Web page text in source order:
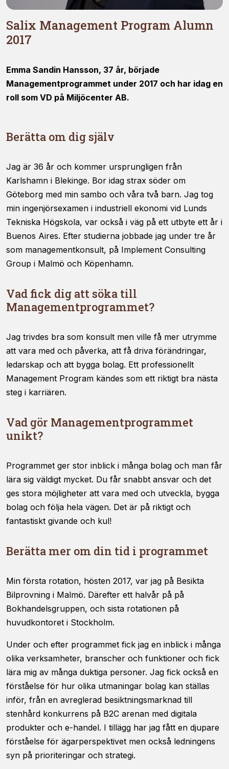
Salix Management Program Alumn
2017
Emma Sandin Hansson, 37 år, började
Managementprogrammet under 2017 och har idag en
roll som VD på Miljöcenter AB.
Berätta om dig själv
Jag är 36 år och kommer ursprungligen från
Karlshamn i Blekinge. Bor idag strax söder om
Göteborg med min sambo och våra två barn. Jag tog
min ingenjörsexamen i industriell ekonomi vid Lunds
Tekniska Högskola, var också i väg på ett utbyte ett år i
Buenos Aires. Efter studierna jobbade jag under tre år
som managementkonsult, på Implement Consulting
Group i Malmö och Köpenhamn.
Vad fick dig att söka till
Managementprogrammet?
Jag trivdes bra som konsult men ville få mer utrymme
att vara med och påverka, att få driva förändringar,
ledarskap och att bygga bolag. Ett professionellt
Management Program kändes som ett riktigt bra nästa
steg i karriären.
Vad gör Managementprogrammet
unikt?
Programmet ger stor inblick i många bolag och man får
lära sig väldigt mycket. Du får snabbt ansvar och det
ges stora möjligheter att vara med och utveckla, bygga
bolag och följa hela vägen. Det är på riktigt och
fantastiskt givande och kul!
Berätta mer om din tid i programmet
Min första rotation, hösten 2017, var jag på Besikta
Bilprovning i Malmö. Därefter ett halvår på på
Bokhandelsgruppen, och sista rotationen på
huvudkontoret i Stockholm.
Under och efter programmet fick jag en inblick i många
olika verksamheter, branscher och funktioner och fick
lära mig av många duktiga personer. Jag fick också en
förståelse för hur olika utmaningar bolag kan ställas
inför, från en avreglerad besiktningsmarknad till
stenhård konkurrens på B2C arenan med digitala
produkter och e-handel. I tillägg har jag fått en djupare
förståelse för ägarperspektivet men också ledningens
syn på prioriteringar och strategi.
taget ska
För att vi ska
kunna
förbättra
används.
Upplevelse
För att vår
hemsida ska
prestera så
bra som
möjligt
under ditt
här kakorna
kommer
att försvinna
från
intressen och ditt
personligt
anpassat innehåll
och erbjudanden.